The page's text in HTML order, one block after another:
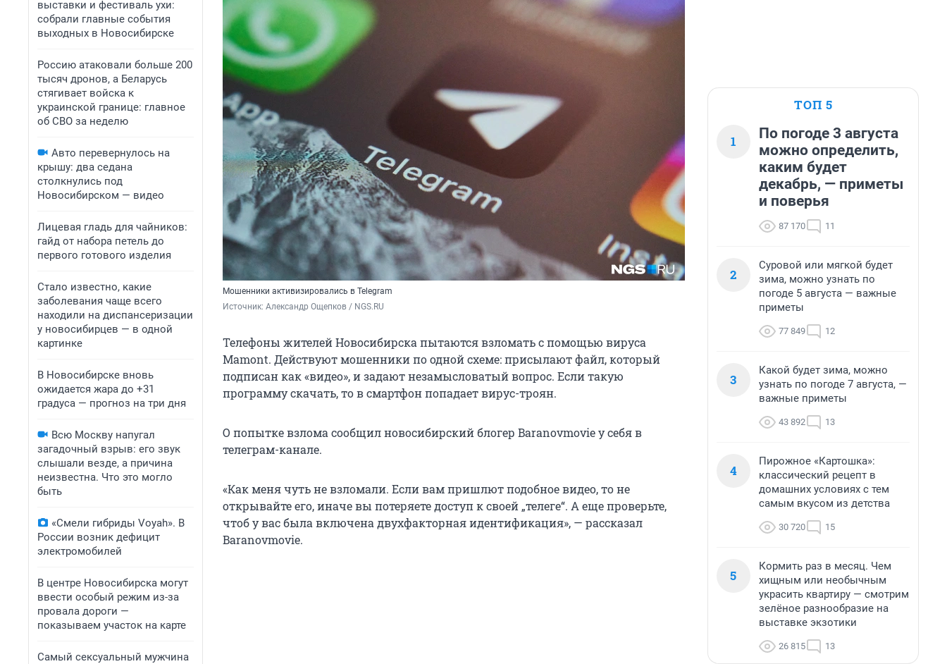
выставки и фестиваль ухи:
собрали главные события
выходных в Новосибирске
Россию атаковали больше 200
тысяч дронов, а Беларусь
стягивает войска к
украинской границе: главное
об СВО за неделю
Авто перевернулось на
крышу: два седана
столкнулись под
Новосибирском — видео
Лицевая гладь для чайников:
гайд от набора петель до
первого готового изделия
Стало известно, какие
заболевания чаще всего
находили на диспансеризации
у новосибирцев — в одной
картинке
В Новосибирске вновь
ожидается жара до +31
градуса — прогноз на три дня
Всю Москву напугал
загадочный взрыв: его звук
слышали везде, а причина
неизвестна. Что это могло
быть
«Смели гибриды Voyah». В
России возник дефицит
электромобилей
В центре Новосибирска могут
ввести особый режим из-за
провала дороги —
показываем участок на карте
Самый сексуальный мужчина
Мошенники активизировались в Telegram
Источник: Александр Ощепков / NGS.RU
Телефоны жителей Новосибирска пытаются взломать с помощью вируса
Mamont. Действуют мошенники по одной схеме: присылают файл, который
подписан как «видео», и задают незамысловатый вопрос. Если такую
программу скачать, то в смартфон попадает вирус-троян.
О попытке взлома сообщил новосибирский блогер Baranovmovie у себя в
телеграм-канале.
«Как меня чуть не взломали. Если вам пришлют подобное видео, то не
открывайте его, иначе вы потеряете доступ к своей „телеге“. А еще проверьте,
чтоб у вас была включена двухфакторная идентификация», — рассказал
Baranovmovie.
ТОП 5
1
По погоде 3 августа
можно определить,
каким будет
декабрь, — приметы
и поверья
87 170 11
2
Суровой или мягкой будет
зима, можно узнать по
погоде 5 августа — важные
приметы
77 849 12
3
Какой будет зима, можно
узнать по погоде 7 августа, —
важные приметы
43 892 13
4
Пирожное «Картошка»:
классический рецепт в
домашних условиях с тем
самым вкусом из детства
30 720 15
5
Кормить раз в месяц. Чем
хищным или необычным
украсить квартиру — смотрим
зелёное разнообразие на
выставке экзотики
26 815 13